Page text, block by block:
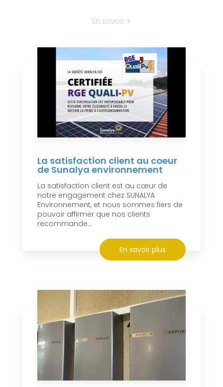
En savoir +
La satisfaction client au coeur
de Sunalya environnement
La satisfaction client est au cœur de
notre engagement chez SUNALYA
Environnement, et nous sommes fiers de
pouvoir affirmer que nos clients
recommande...
En savoir plus